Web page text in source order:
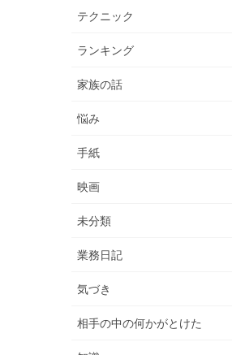
テクニック
ランキング
家族の話
悩み
手紙
映画
未分類
業務日記
気づき
相手の中の何かがとけた